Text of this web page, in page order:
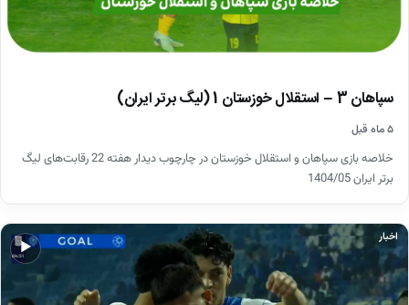
سپاهان 3 – استقلال خوزستان 1 (لیگ برتر ایران)
۵ ماه قبل
خلاصه بازی سپاهان و استقلال خوزستان در چارچوب دیدار هفته 22 رقابت‌های لیگ
برتر ایران 1404/05
▶
اخبار